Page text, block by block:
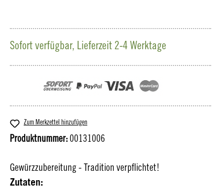
Sofort verfügbar, Lieferzeit 2-4 Werktage
Zum Merkzettel hinzufügen
Produktnummer: 00131006
Gewürzzubereitung - Tradition verpflichtet!
Zutaten: